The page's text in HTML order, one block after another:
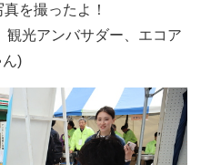
を撮ったよ！
観光アンバサダー、エコア
)